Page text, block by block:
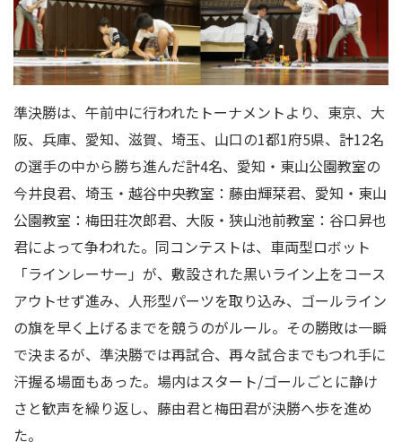
準決勝は、午前中に行われたトーナメントより、東京、大
阪、兵庫、愛知、滋賀、埼玉、山口の1都1府5県、計12名
の選手の中から勝ち進んだ計4名、愛知・東山公園教室の
今井良君、埼玉・越谷中央教室：藤由輝栞君、愛知・東山
公園教室：梅田荘次郎君、大阪・狭山池前教室：谷口昇也
君によって争われた。同コンテストは、車両型ロボット
「ラインレーサー」が、敷設された黒いライン上をコース
アウトせず進み、人形型パーツを取り込み、ゴールライン
の旗を早く上げるまでを競うのがルール。その勝敗は一瞬
で決まるが、準決勝では再試合、再々試合までもつれ手に
汗握る場面もあった。場内はスタート/ゴールごとに静け
さと歓声を繰り返し、藤由君と梅田君が決勝へ歩を進め
た。